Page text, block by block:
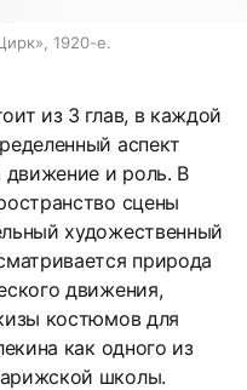
1920-е.
из 3 глав, в каждой
аспект
движение и роль. В
сцены
художественный
природа
движения,
костюмов для
как одного из
школы.